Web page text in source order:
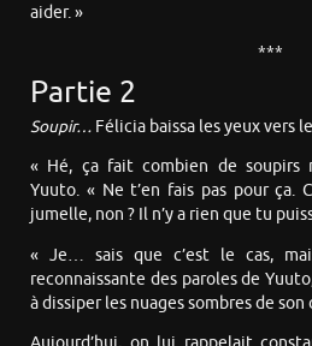
aider. »
***
Partie 2
Soupir… Félicia baissa les yeux vers
« Hé, ça fait combien de soupirs
Yuuto. « Ne t’en fais pas pour ça.
jumelle, non ? Il n’y a rien que tu
« Je… sais que c’est le cas,
reconnaissante des paroles de
à dissiper les nuages sombres de